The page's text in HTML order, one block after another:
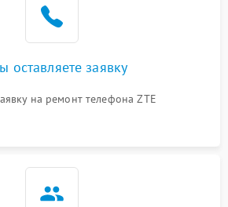
оставляете заявку
на ремонт телефона ZTE